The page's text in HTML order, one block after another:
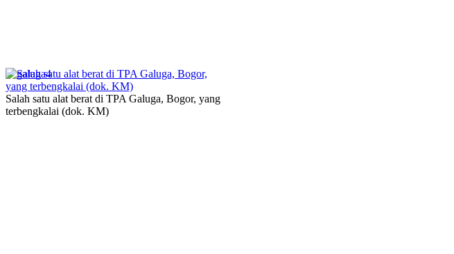
Salah satu alat berat di TPA Galuga, Bogor, yang
terbengkalai (dok. KM)